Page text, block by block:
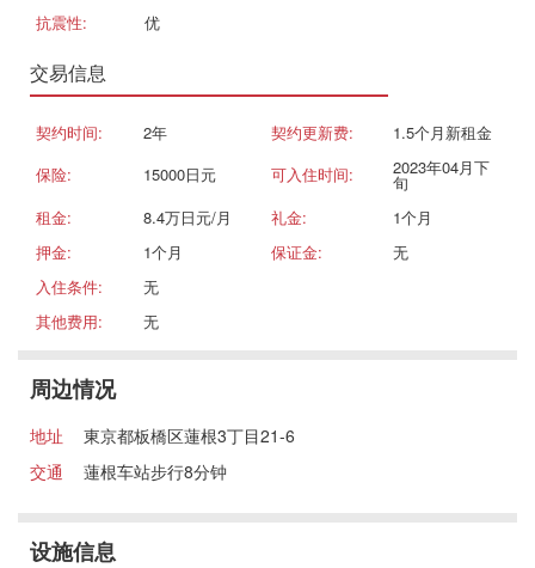
抗震性:
优
交易信息
契约时间: 2年 契约更新费:
1.5个月新租金
保险:
15000日元 可入住时间: 2023年04月下
旬
租金:
8.4万日元/月 礼金:
1个月
押金:
1个月 保证金:
无
入住条件:
无
其他费用:
无
周边情况
地址
東京都板橋区蓮根3丁目21-6
交通
蓮根车站步行8分钟
设施信息